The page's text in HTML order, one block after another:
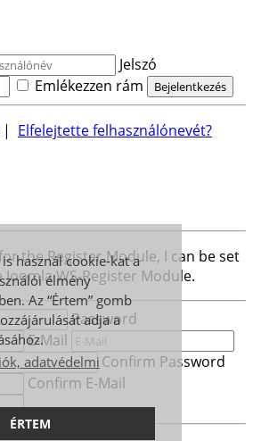
használ cookie-kat a
élmény
Az “Értem” gomb
adja a
adatvédelmi
ÉRTEM
Jelszó
Emlékezzen rám
| Elfelejtette felhasználónevét?
the Register Module, I can be set
WS-Register Module.
Password
E-Mail
Confirm Password
Confirm E-Mail